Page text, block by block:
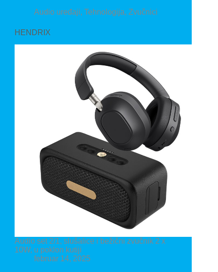
Audio uređaji, Tehnologija, Zvučnici
HENDRIX
Audio set 2/1, slušalice i bežični zvučnik 2 x
10W, u poklon kutiji
februar 14, 2025